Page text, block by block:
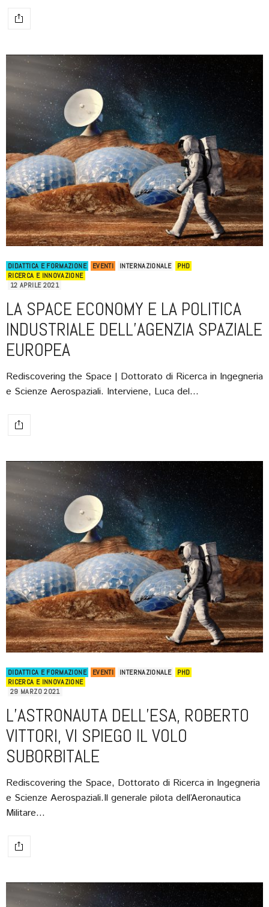
DIDATTICA E FORMAZIONE EVENTI INTERNAZIONALE
PHD
RICERCA E INNOVAZIONE
12 APRILE 2021
LA SPACE ECONOMY E LA POLITICA
INDUSTRIALE DELL’AGENZIA SPAZIALE
EUROPEA
Rediscovering the Space | Dottorato di Ricerca in Ingegneria
e Scienze Aerospaziali. Interviene, Luca del…
DIDATTICA E FORMAZIONE EVENTI INTERNAZIONALE
PHD
RICERCA E INNOVAZIONE
29 MARZO 2021
L’ASTRONAUTA DELL’ESA, ROBERTO
VITTORI, VI SPIEGO IL VOLO
SUBORBITALE
Rediscovering the Space, Dottorato di Ricerca in Ingegneria
e Scienze Aerospaziali.Il generale pilota dell’Aeronautica
Militare…